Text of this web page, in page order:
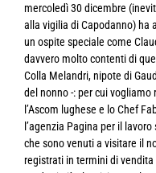
mercoledì 30 dicembre
alla vigilia di Capodanno) ha
un ospite speciale come
davvero molto contenti di
Colla Melandri, nipote di
del nonno -: per cui
l’Ascom lughese e lo Chef
l’agenzia Pagina per il
che sono venuti a visitare il
registrati in termini di